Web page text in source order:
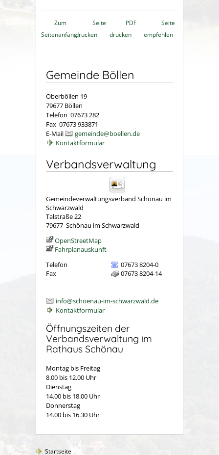
Zum
Seitenanfang
Seite
drucken
PDF
drucken
Seite
empfehlen
Gemeinde Böllen
Oberböllen 19
79677 Böllen
Telefon 07673 282
Fax 07673 933871
E-Mail
gemeinde@boellen.de
Kontaktformular
Verbandsverwaltung
Gemeindeverwaltungsverband Schönau im
Schwarzwald
Talstraße 22
79677 Schönau im Schwarzwald
OpenStreetMap
Fahrplanauskunft
Telefon
07673 8204-0
Fax
07673 8204-14
info@schoenau-im-schwarzwald.de
Kontaktformular
Öffnungszeiten der
Verbandsverwaltung im
Rathaus Schönau
Montag bis Freitag
8.00 bis 12.00 Uhr
Dienstag
14.00 bis 18.00 Uhr
Donnerstag
14.00 bis 16.30 Uhr
Startseite